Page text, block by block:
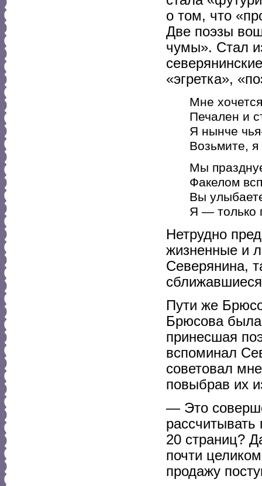
о том, что
Две поэзы
чумы». Стал
«эгретка»,
Мне
Печален и
Я нынче
Возьмите,
Мы
Факелом
Вы
Я — только
Нетрудно
жизненные и
Северянина,
Пути же
Брюсова была
принесшая
вспоминал
советовал
повыбрав их
— Это
20 страниц?
почти
продажу